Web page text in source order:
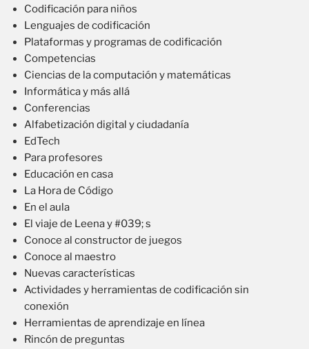
Codificación para niños
Lenguajes de codificación
Plataformas y programas de codificación
Competencias
Ciencias de la computación y matemáticas
Informática y más allá
Conferencias
Alfabetización digital y ciudadanía
EdTech
Para profesores
Educación en casa
La Hora de Código
En el aula
El viaje de Leena y #039; s
Conoce al constructor de juegos
Conoce al maestro
Nuevas características
Actividades y herramientas de codificación sin
conexión
Herramientas de aprendizaje en línea
Rincón de preguntas